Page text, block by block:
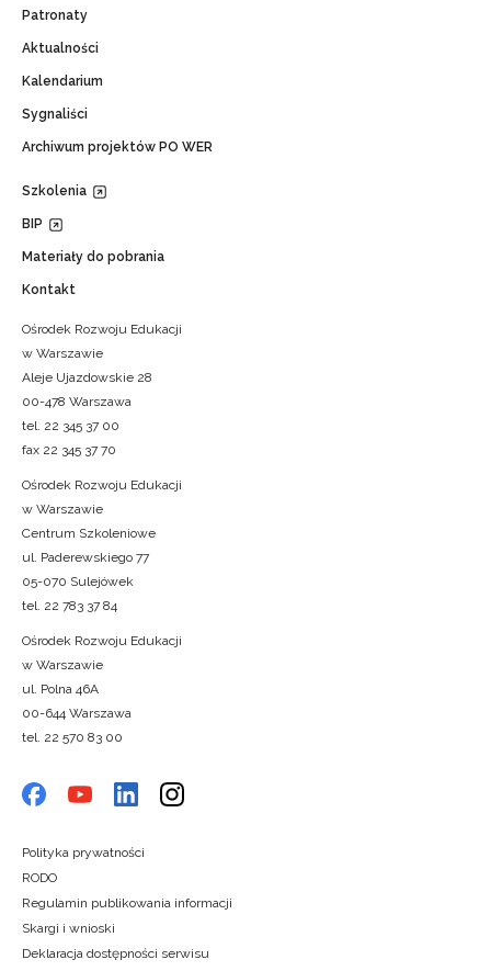
Patronaty
Aktualności
Kalendarium
Sygnaliści
Archiwum projektów PO WER
Szkolenia
BIP
Materiały do pobrania
Kontakt
Ośrodek Rozwoju Edukacji
w Warszawie
Aleje Ujazdowskie 28
00-478 Warszawa
tel. 22 345 37 00
fax 22 345 37 70
Ośrodek Rozwoju Edukacji
w Warszawie
Centrum Szkoleniowe
ul. Paderewskiego 77
05-070 Sulejówek
tel. 22 783 37 84
Ośrodek Rozwoju Edukacji
w Warszawie
ul. Polna 46A
00-644 Warszawa
tel. 22 570 83 00
Polityka prywatności
RODO
Regulamin publikowania informacji
Skargi i wnioski
Deklaracja dostępności serwisu